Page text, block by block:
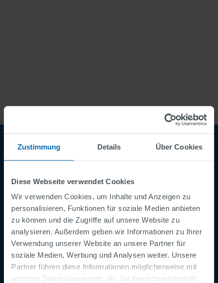
Zustimmung Details Über Cookies
Diese Webseite verwendet Cookies
Wir verwenden Cookies, um Inhalte und Anzeigen zu
personalisieren, Funktionen für soziale Medien anbieten
zu können und die Zugriffe auf unsere Website zu
analysieren. Außerdem geben wir Informationen zu Ihrer
Verwendung unserer Website an unsere Partner für
soziale Medien, Werbung und Analysen weiter. Unsere
Partner führen diese Informationen möglicherweise mit
weiteren Daten zusammen, die Sie ihnen bereitgestellt
Footer
AGB
Impressum
Datenschutzerklärung
Cookies